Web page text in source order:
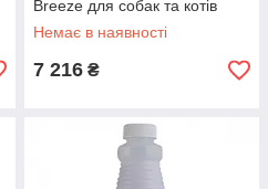
Breeze для собак та котів
тропічний бриз 3,8 л
Немає в наявності
7 216 ₴